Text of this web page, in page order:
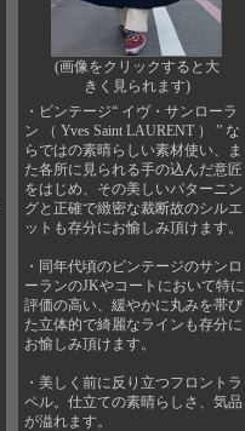
(画像をクリックすると大
きく見られます)
・ビンテージ“ イヴ・サンローラ
ン （ Yves Saint LAURENT ） ” な
らではの素晴らしい素材使い、ま
た各所に見られる手の込んだ意匠
をはじめ、その美しいパターニン
グと正確で緻密な裁断故のシルエ
ットも存分にお愉しみ頂けます。
・同年代頃のビンテージのサンロ
ーランのJKやコートにおいて特に
評価の高い、緩やかに丸みを帯び
た立体的で綺麗なラインも存分に
お愉しみ頂けます。
・美しく前に反り立つフロントラ
ペル。仕立ての素晴らしさ、気品
が溢れます。